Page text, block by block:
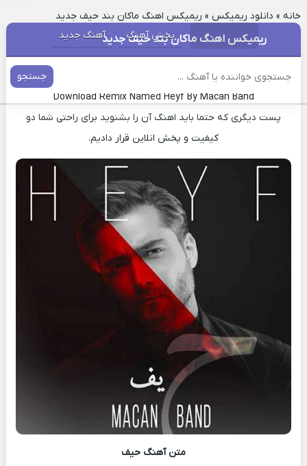
پخش آهنگ آهنگ جدید
جستجو
خانه» دانلود ریمیکس » ریمیکس اهنگ ماکان بند حیف جدید
ریمیکس اهنگ ماکان بند حیف جدید
دانلود ریمیکس آهنگ حیف ماکان بند
Download Remix Named Heyf By Macan Band
پست دیگری که حتما باید اهنگ آن را بشنوید برای راحتی شما دو
کیفیت و پخش انلاین قرار دادیم.
متن آهنگ حیف